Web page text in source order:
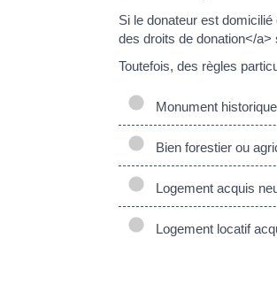
Si le donateur est
des droits de donation</
Toutefois, des règles
Monument historique
Bien forestier ou
Logement acquis
Logement locatif